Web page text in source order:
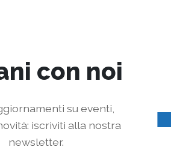
con noi
su eventi,
iscriviti alla nostra
newsletter.